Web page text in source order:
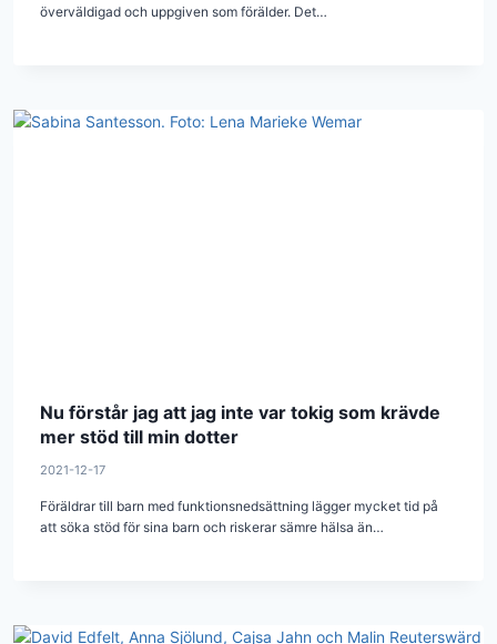
överväldigad och uppgiven som förälder. Det…
Nu förstår jag att jag inte var tokig som krävde
mer stöd till min dotter
2021-12-17
Föräldrar till barn med funktionsnedsättning lägger mycket tid på
att söka stöd för sina barn och riskerar sämre hälsa än…